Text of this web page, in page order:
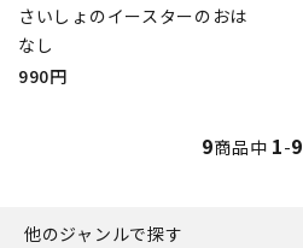
さいしょのイースターのおは
なし
990円
9商品中 1-9
他のジャンルで探す